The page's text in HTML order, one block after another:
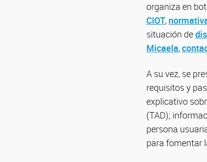
organiza en
CIOT,
situación de
Micaela,
A su vez, se
requisitos y
explicativo
(TAD);
persona
para fomentar